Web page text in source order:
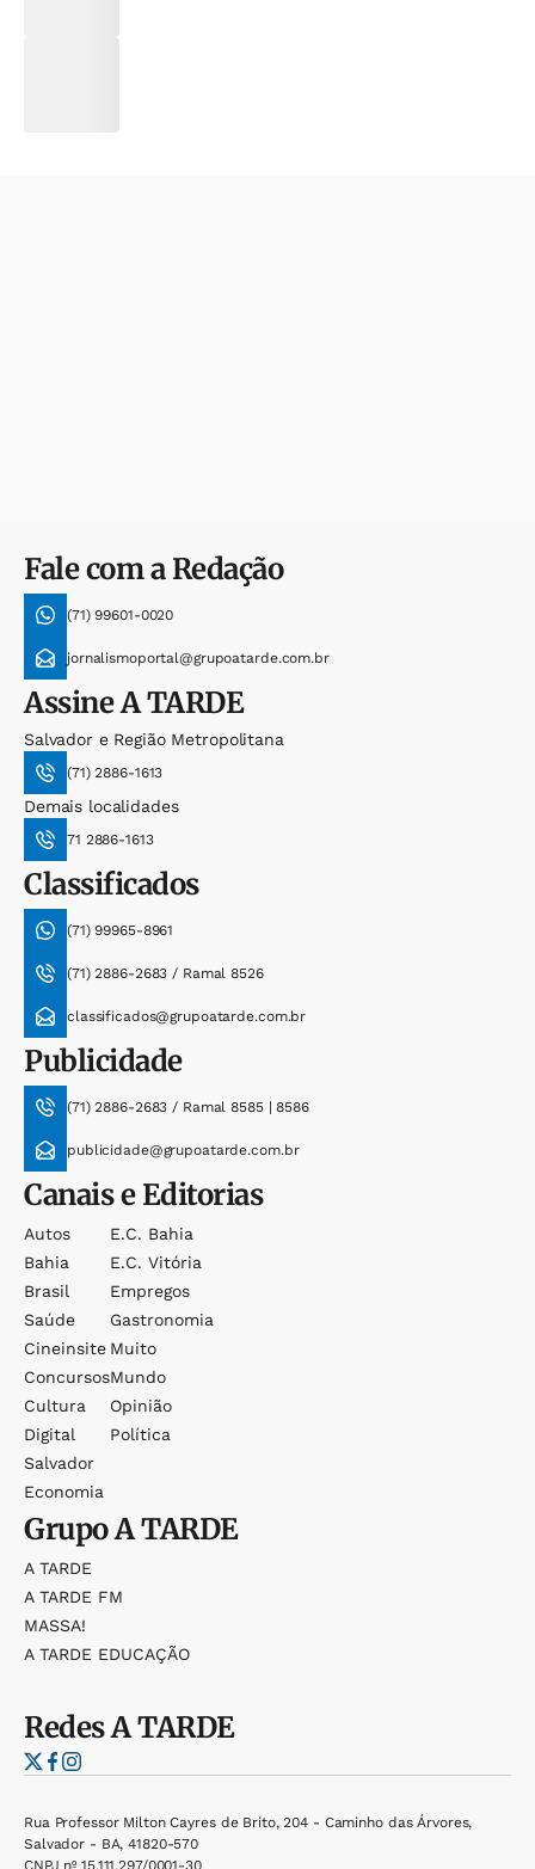
Fale com a Redação
(71) 99601-0020
jornalismoportal@grupoatarde.com.br
AssineA TARDE
Salvador e Região Metropolitana
(71) 2886-1613
Demais localidades
71 2886-1613
Classificados
(71) 99965-8961
(71) 2886-2683 / Ramal 8526
classificados@grupoatarde.com.br
Publicidade
(71) 2886-2683 / Ramal 8585 | 8586
publicidade@grupoatarde.com.br
Canais e Editorias
Autos
Bahia
Brasil
Saúde
Cineinsite
Concursos
Cultura
Digital
Salvador
Economia
E.c. Bahia
E.c. Vitória
Empregos
Gastronomia
Muito
Mundo
Opinião
Política
GrupoA TARDE
A TARDE
A TARDE FM
MASSA!
A TARDE EDUCAÇÃO
RedesA TARDE
Rua Professor Milton Cayres de Brito, 204 - Caminho das Árvores,
Salvador - BA, 41820-570